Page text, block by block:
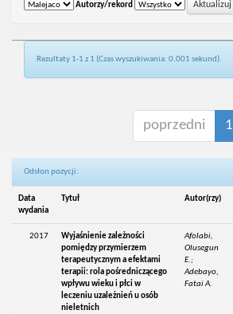
Autorzy/rekord
Rezultaty 1-1 z 1 (Czas wyszukiwania: 0.001 sekund).
poprzedni 1
Odsłon pozycji:
Data
wydania
Tytuł Autor(rzy)
2017
Wyjaśnienie zależności
pomiędzy przymierzem
terapeutycznym a efektami
terapii: rola pośredniczącego
wpływu wieku i płci w
leczeniu uzależnień u osób
nieletnich
Afolabi,
Olusegun
E.;
Adebayo,
Fatai A.